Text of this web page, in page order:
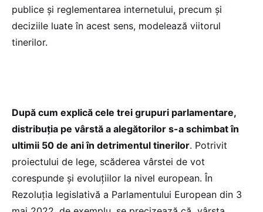
publice și reglementarea internetului, precum și
deciziile luate în acest sens, modelează viitorul
tinerilor.
După cum explică cele trei grupuri parlamentare,
distribuția pe vârstă a alegătorilor s-a schimbat în
ultimii 50 de ani în detrimentul tinerilor. Potrivit
proiectului de lege, scăderea vârstei de vot
corespunde și evoluțiilor la nivel european. În
Rezoluția legislativă a Parlamentului European din 3